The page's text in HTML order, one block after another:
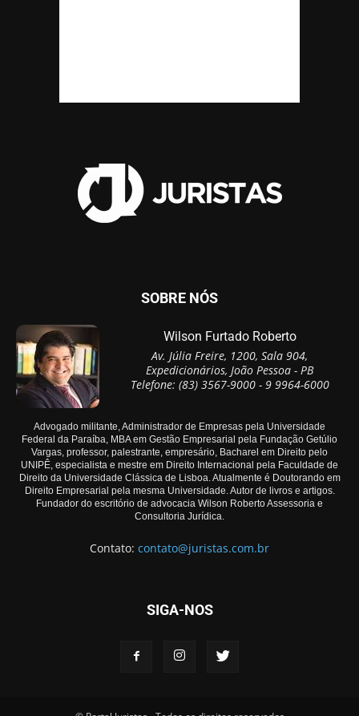
SOBRE NÓS
Wilson Furtado Roberto
Av. Júlia Freire, 1200, Sala 904,
Expedicionários, João Pessoa - PB
Telefone: (83) 3567-9000 - 9 9964-6000
Advogado militante, Administrador de Empresas pela Universidade
Federal da Paraíba, MBA em Gestão Empresarial pela Fundação Getúlio
Vargas, professor, palestrante, empresário, Bacharel em Direito pelo
UNIPÊ, especialista e mestre em Direito Internacional pela Faculdade de
Direito da Universidade Clássica de Lisboa. Atualmente é Doutorando em
Direito Empresarial pela mesma Universidade. Autor de livros e artigos.
Fundador do escritório de advocacia Wilson Roberto Assessoria e
Consultoria Jurídica.
Contato: contato@juristas.com.br
SIGA-NOS